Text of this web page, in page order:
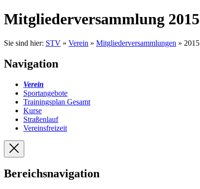
Mitgliederversammlung 2015
Sie sind hier: STV » Verein » Mitgliederversammlungen » 2015
Navigation
Verein
Sportangebote
Trainingsplan Gesamt
Kurse
Straßenlauf
Vereinsfreizeit
Bereichsnavigation